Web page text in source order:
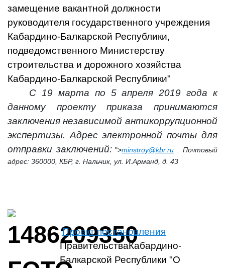
замещение вакантной должности
руководителя государственного учреждения
Кабардино-Балкарской Республики,
подведомственного Министерству
строительства и дорожного хозяйства
Кабардино-Балкарской Республики"
С 19 марта по 5 апреля 2019 года к
данному проекту приказа принимаются
заключения независимой антикоррупционной
экспертизы. Адрес электронной почты для
отправки заключений: ">minstroy@kbr.ru
. Почтовый
адрес: 360000, КБР, г. Нальчик, ул. И.Арманд, д. 43
Проект постановления
ПравительстваКабардино-
Балкарской Республики "О